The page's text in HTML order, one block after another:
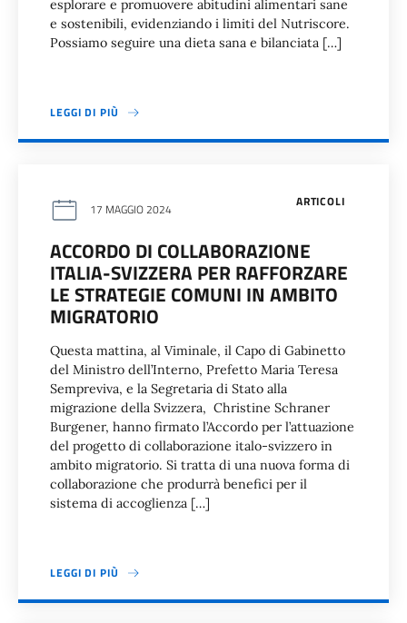
esplorare e promuovere abitudini alimentari sane
e sostenibili, evidenziando i limiti del Nutriscore.
Possiamo seguire una dieta sana e bilanciata […]
LEGGI DI PIÙ
ARTICOLI
17 MAGGIO 2024
ACCORDO DI COLLABORAZIONE
ITALIA-SVIZZERA PER RAFFORZARE
LE STRATEGIE COMUNI IN AMBITO
MIGRATORIO
Questa mattina, al Viminale, il Capo di Gabinetto
del Ministro dell’Interno, Prefetto Maria Teresa
Sempreviva, e la Segretaria di Stato alla
migrazione della Svizzera, Christine Schraner
Burgener, hanno firmato l’Accordo per l’attuazione
del progetto di collaborazione italo-svizzero in
ambito migratorio. Si tratta di una nuova forma di
collaborazione che produrrà benefici per il
sistema di accoglienza […]
LEGGI DI PIÙ